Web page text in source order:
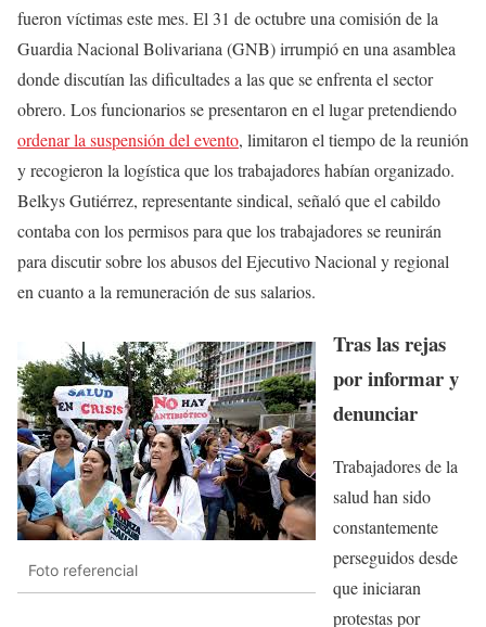
fueron víctimas este mes. El 31 de octubre una comisión de la
Guardia Nacional Bolivariana (GNB) irrumpió en una asamblea
donde discutían las dificultades a las que se enfrenta el sector
obrero. Los funcionarios se presentaron en el lugar pretendiendo
ordenar la suspensión del evento, limitaron el tiempo de la reunión
y recogieron la logística que los trabajadores habían organizado.
Belkys Gutiérrez, representante sindical, señaló que el cabildo
contaba con los permisos para que los trabajadores se reunirán
para discutir sobre los abusos del Ejecutivo Nacional y regional
en cuanto a la remuneración de sus salarios.
Foto referencial
Tras las rejas
por informar y
denunciar
Trabajadores de la
salud han sido
constantemente
perseguidos desde
que iniciaran
protestas por